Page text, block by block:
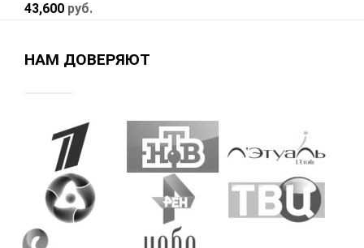
43,600 руб.
НАМ ДОВЕРЯЮТ